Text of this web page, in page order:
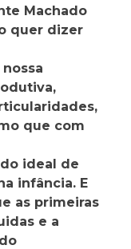
Machado
quer dizer
que com
ideal de
infância. E
as primeiras
e a